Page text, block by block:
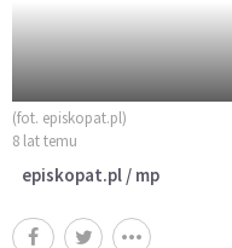
(fot. episkopat.pl)
8 lat temu
episkopat.pl / mp